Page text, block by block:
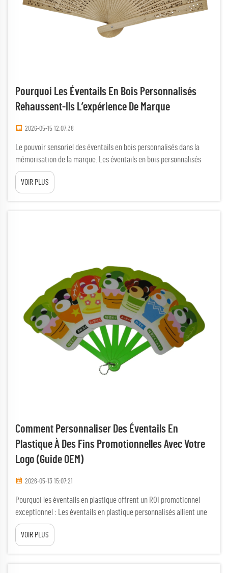
Pourquoi Les Éventails En Bois Personnalisés
Rehaussent-Ils L’expérience De Marque
2026-05-15 12:07:38
Le pouvoir sensoriel des éventails en bois personnalisés dans la
mémorisation de la marque. Les éventails en bois personnalisés
exploitent de manière unique les systèmes de mémoire tactile afin
de renforcer la mémorisation de la marque grâce à un engagement
multisensoriel. Lorsque les destinataires manipulent ces éventails,
VOIR PLUS
Comment Personnaliser Des Éventails En
Plastique À Des Fins Promotionnelles Avec Votre
Logo (guide OEM)
2026-05-13 15:07:21
Pourquoi les éventails en plastique offrent un ROI promotionnel
exceptionnel : Les éventails en plastique personnalisés allient une
grande utilité, un coût faible et une visibilité durable, ce qui en fait
l’un des outils promotionnels les plus efficaces pour les campagnes
axées sur les événements. Contrairement aux publicités
VOIR PLUS